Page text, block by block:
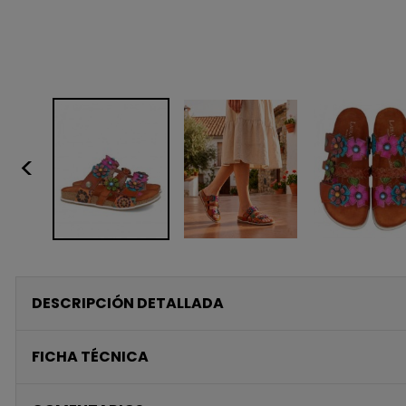
<
DESCRIPCIÓN DETALLADA
FICHA TÉCNICA